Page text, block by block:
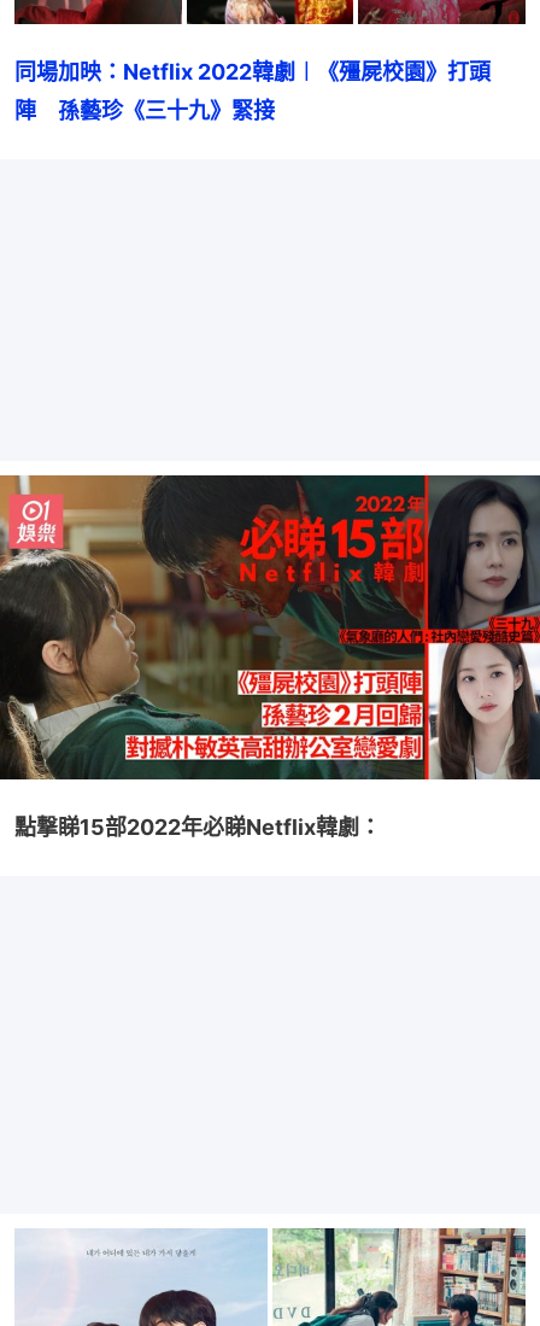
同場加映：Netflix 2022韓劇︱《殭屍校園》打頭
陣　孫藝珍《三十九》緊接
點撃睇15部2022年必睇Netflix韓劇：